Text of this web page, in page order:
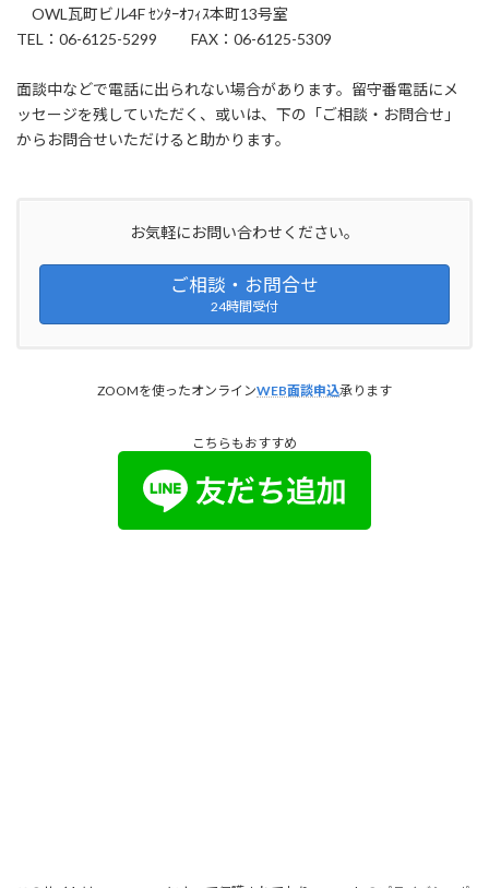
OWL瓦町ビル4F ｾﾝﾀｰｵﾌｨｽ本町13号室
TEL：06-6125-5299 FAX：06-6125-5309
面談中などで電話に出られない場合があります。留守番電話にメ
ッセージを残していただく、或いは、下の「ご相談・お問合せ」
からお問合せいただけると助かります。
お気軽にお問い合わせください。
ご相談・お問合せ
24時間受付
ZOOMを使ったオンラインWEB面談申込承ります
こちらもおすすめ